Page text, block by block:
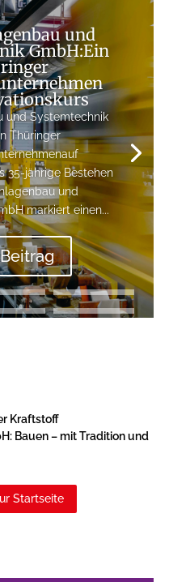
und
GmbH:Ein
und Systemtechnik
Thüringer
35-jährige Bestehen
und
markiert einen...
Kraftstoff
Bauen – mit Tradition und
Startseite